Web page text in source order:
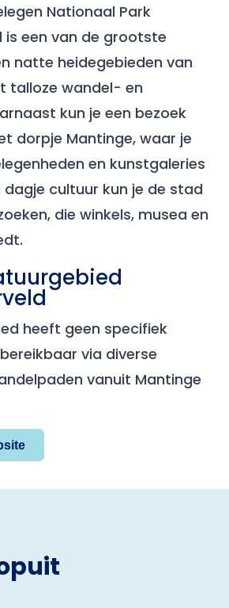
Nationaal Park
is een van de grootste
natte heidegebieden van
talloze wandel- en
kun je een bezoek
dorpje Mantinge, waar je
en kunstgaleries
dagje cultuur kun je de stad
die winkels, musea en
heeft geen specifiek
via diverse
vanuit Mantinge